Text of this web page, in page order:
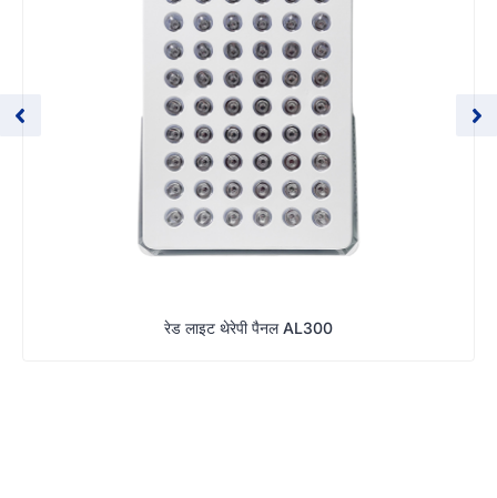
रेड लाइट थेरेपी पैनल AL300